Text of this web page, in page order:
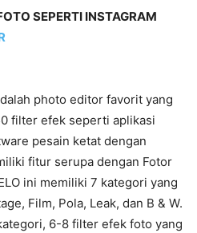
SEPERTI INSTAGRAM
photo editor favorit yang
filter efek seperti aplikasi
pesain ketat dengan
fitur serupa dengan Fotor
ini memiliki 7 kategori yang
Film, Pola, Leak, dan B & W.
6-8 filter efek foto yang